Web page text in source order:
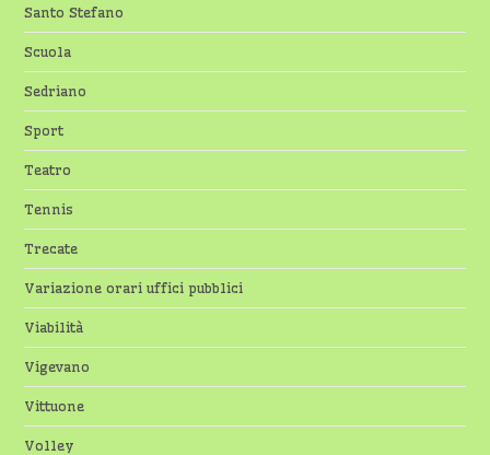
Santo Stefano
Scuola
Sedriano
Sport
Teatro
Tennis
Trecate
Variazione orari uffici pubblici
Viabilità
Vigevano
Vittuone
Volley